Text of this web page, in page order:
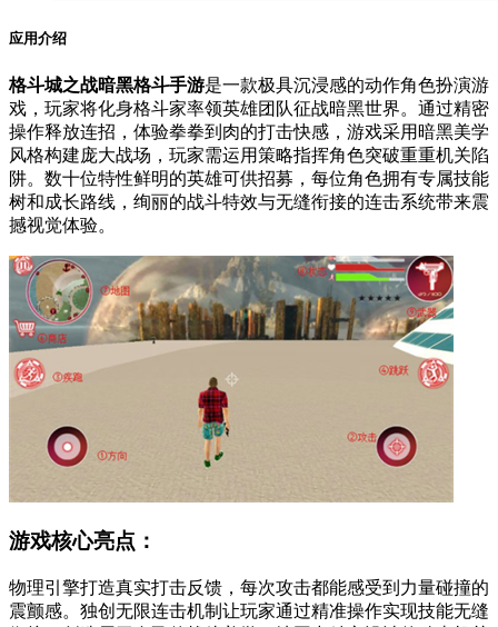
应用介绍
格斗城之战暗黑格斗手游是一款极具沉浸感的动作角色扮演游
戏，玩家将化身格斗家率领英雄团队征战暗黑世界。通过精密
操作释放连招，体验拳拳到肉的打击快感，游戏采用暗黑美学
风格构建庞大战场，玩家需运用策略指挥角色突破重重机关陷
阱。数十位特性鲜明的英雄可供招募，每位角色拥有专属技能
树和成长路线，绚丽的战斗特效与无缝衔接的连击系统带来震
撼视觉体验。
游戏核心亮点：
物理引擎打造真实打击反馈，每次攻击都能感受到力量碰撞的
震颤感。独创无限连击机制让玩家通过精准操作实现技能无缝